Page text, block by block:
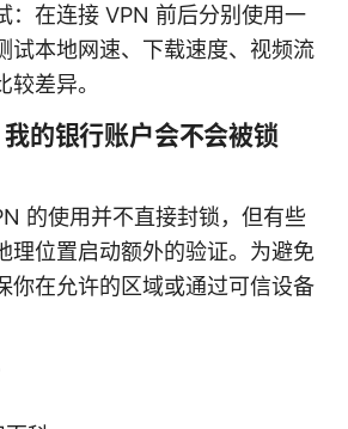
：在连接 VPN 前后分别使用一
试本地网速、下载速度、视频流
差异。
的银行账户会不会被锁
的使用并不直接封锁，但有些
理位置启动额外的验证。为避免
你在允许的区域或通过可信设备